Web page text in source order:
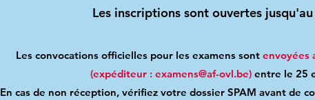
Les inscriptions sont ouvertes
Les convocations officielles pour les examens sont envoyées
(expéditeur : examens@af-ovl.be) entre le 25
En cas de non réception, vérifiez votre dossier SPAM avant de